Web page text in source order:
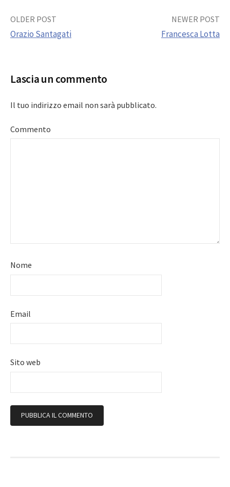
Post
OLDER POST
Orazio Santagati
NEWER POST
Francesca Lotta
Lascia un commento
Il tuo indirizzo email non sarà pubblicato.
Commento
Nome
Email
Sito web